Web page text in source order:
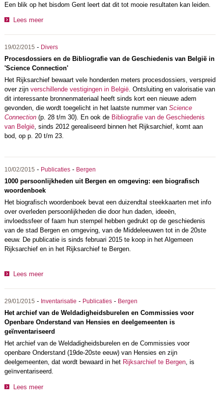
Een blik op het bisdom Gent leert dat dit tot mooie resultaten kan leiden.
Lees meer
19/02/2015 - Divers
Procesdossiers en de Bibliografie van de Geschiedenis van België in
'Science Connection'
Het Rijksarchief bewaart vele honderden meters procesdossiers, verspreid
over zijn verschillende vestigingen in België. Ontsluiting en valorisatie van
dit interessante bronnenmateriaal heeft sinds kort een nieuwe adem
gevonden, die wordt toegelicht in het laatste nummer van Science
Connection (p. 28 t/m 30). En ook de Bibliografie van de Geschiedenis
van België, sinds 2012 gerealiseerd binnen het Rijksarchief, komt aan
bod, op p. 20 t/m 23.
10/02/2015 - Publicaties- Bergen
1000 persoonlijkheden uit Bergen en omgeving: een biografisch
woordenboek
Het biografisch woordenboek bevat een duizendtal steekkaarten met info
over overleden persoonlijkheden die door hun daden, ideeën,
invloedssfeer of faam hun stempel hebben gedrukt op de geschiedenis
van de stad Bergen en omgeving, van de Middeleeuwen tot in de 20ste
eeuw. De publicatie is sinds februari 2015 te koop in het Algemeen
Rijksarchief en in het Rijksarchief te Bergen.
Lees meer
29/01/2015 - Inventarisatie - Publicaties- Bergen
Het archief van de Weldadigheidsburelen en Commissies voor
Openbare Onderstand van Hensies en deelgemeenten is
geïnventariseerd
Het archief van de Weldadigheidsburelen en de Commissies voor
openbare Onderstand (19de-20ste eeuw) van Hensies en zijn
deelgemeenten, dat wordt bewaard in het Rijksarchief te Bergen, is
geïnventariseerd.
Lees meer